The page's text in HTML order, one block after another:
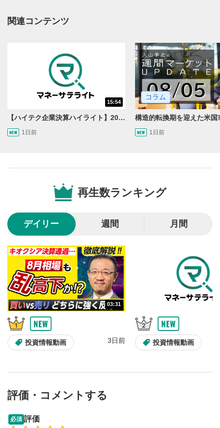
動画再生エリア
動画再生エリアをクリックすると、動画を再生または
一時停止します。
2
再生/一時停止
動画を再生または一時停止します。
10秒戻し/10秒送り
10秒、動画を巻き戻し/早送りします。
シークバー
再生位置を示しています。再生したい位置をクリック
するとその位置から動画が再生されます。
6
画質/再生速度の設定
画質の選択/再生速度の変更ができます。
7
音量調整
スライダーを上下すると音量が調整できます。
8
全画面表示
関連コンテンツ
15:54
【ハイテク企業決算ハイライト】2027年分のメモリに売切れ報道!?＜米国マーケットダイジェスト8/5号＞
1日前
コラム
1日前
再生数ランキング
デイリー 週間 月間
03:31
投資情報動画 3日前 投資情報動画
評価・コメントする
必須 評価